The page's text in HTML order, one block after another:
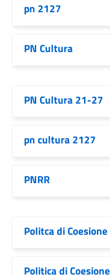
pn 2127
PN Cultura
PN Cultura 21-27
pn cultura 2127
PNRR
Politca di Coesione
Politica di Coesione